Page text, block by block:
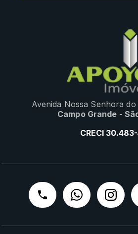
Avenida Nossa Senhora
Campo Grande -
CRECI